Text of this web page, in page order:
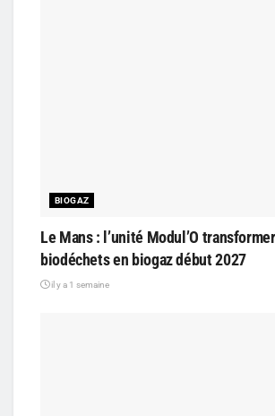
BIOGAZ
Le Mans : l’unité Modul’O
biodéchets en biogaz début 2027
il y a 1 semaine